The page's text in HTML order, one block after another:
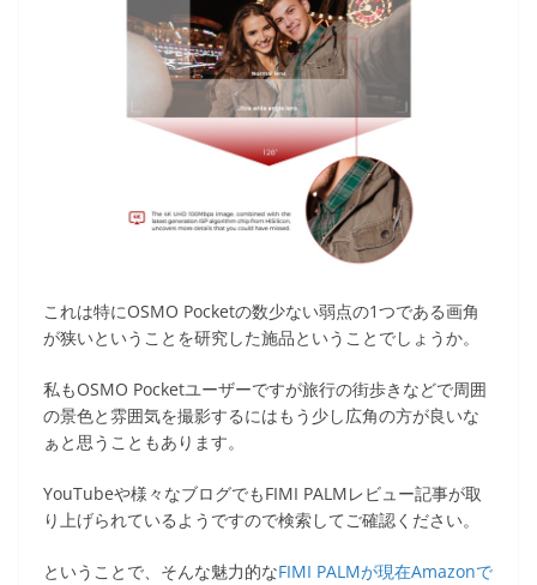
これは特にOSMO Pocketの数少ない弱点の1つである画角
が狭いということを研究した施品ということでしょうか。
私もOSMO Pocketユーザーですが旅行の街歩きなどで周囲
の景色と雰囲気を撮影するにはもう少し広角の方が良いな
ぁと思うこともあります。
YouTubeや様々なブログでもFIMI PALMレビュー記事が取
り上げられているようですので検索してご確認ください。
ということで、そんな魅力的なFIMI PALMが現在Amazonで